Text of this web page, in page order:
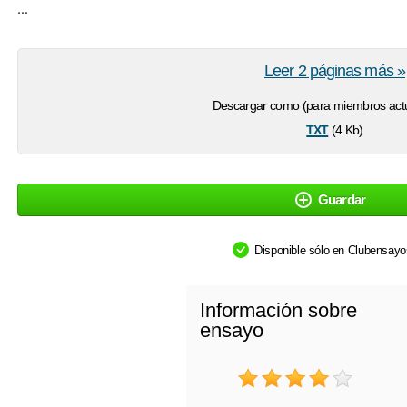
...
Descargar como (para miembros
txt(4 Kb)
Leer 2 páginas más »
Guardar
Disponible sólo en
Información sobre
ensayo